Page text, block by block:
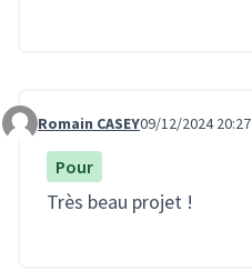
Commentaire 3235
Romain CASEY09/12/2024 20:27
Pour
Très beau projet !